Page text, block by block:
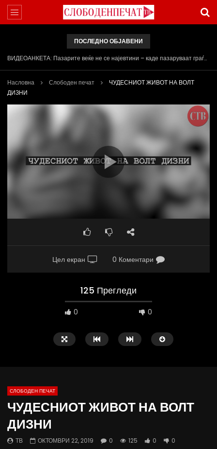
ПОСЛЕДНО ОБЈАВЕНИ
Арсовски: „Се вариме како жаби, додека сме надвор од ЕУ“
Насловна Слободен печат
ЧУДЕСНИОТ ЖИВОТ НА ВОЛТ
ДИЗНИ
Цел екран 0 Коментари
125 Прегледи
0 0
09:38
07.08.2026
06.08.2026
СЛОБОДЕН ПЕЧАТ
ЧУДЕСНИОТ ЖИВОТ НА ВОЛТ
ДИЗНИ
ТВ ОКТОМВРИ 22, 2019 0 125 0 0